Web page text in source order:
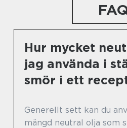
Hur mycket
jag använda i
smör i ett
Generellt sett kan du
mängd neutral olja som